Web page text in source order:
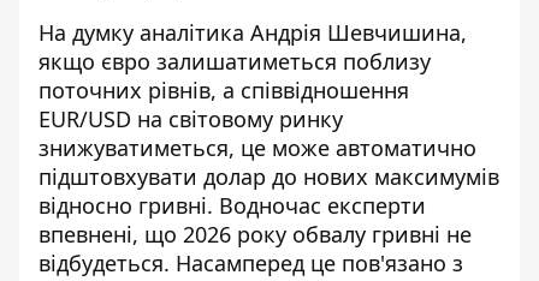
На думку аналітика Андрія Шевчишина,
якщо євро залишатиметься поблизу
поточних рівнів, а співвідношення
EUR/USD на світовому ринку
знижуватиметься, це може автоматично
підштовхувати долар до нових максимумів
відносно гривні. Водночас експерти
впевнені, що 2026 року обвалу гривні не
відбудеться. Насамперед це пов'язано з